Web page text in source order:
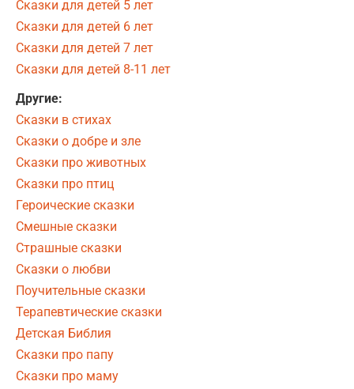
Сказки для детей 5 лет
Сказки для детей 6 лет
Сказки для детей 7 лет
Сказки для детей 8-11 лет
Другие:
Сказки в стихах
Сказки о добре и зле
Сказки про животных
Сказки про птиц
Героические сказки
Смешные сказки
Страшные сказки
Сказки о любви
Поучительные сказки
Терапевтические сказки
Детская Библия
Сказки про папу
Сказки про маму